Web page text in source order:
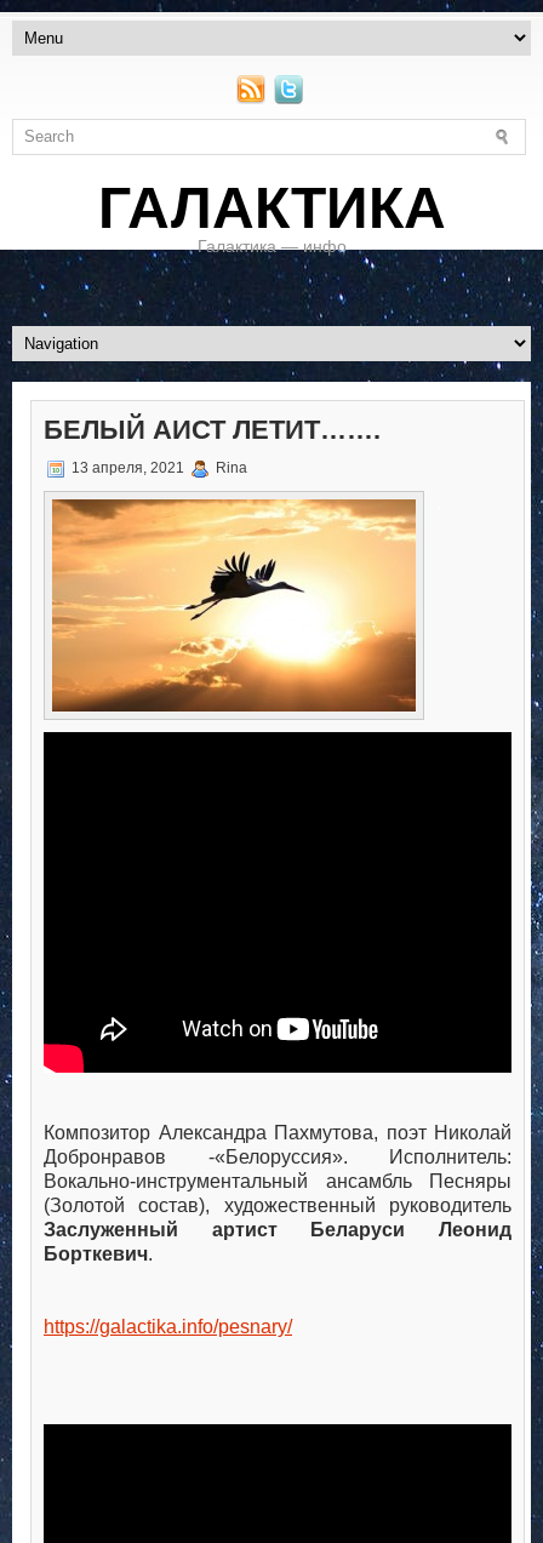
ГАЛАКТИКА
Галактика — инфо
БЕЛЫЙ АИСТ ЛЕТИТ…….
13 апреля, 2021 Rina
Композитор Александра Пахмутова, поэт Николай
Добронравов -«Белоруссия». Исполнитель:
Вокально-инструментальный ансамбль Песняры
(Золотой состав), художественный руководитель
Заслуженный артист Беларуси
Леонид
Борткевич.
https://galactika.info/pesnary/